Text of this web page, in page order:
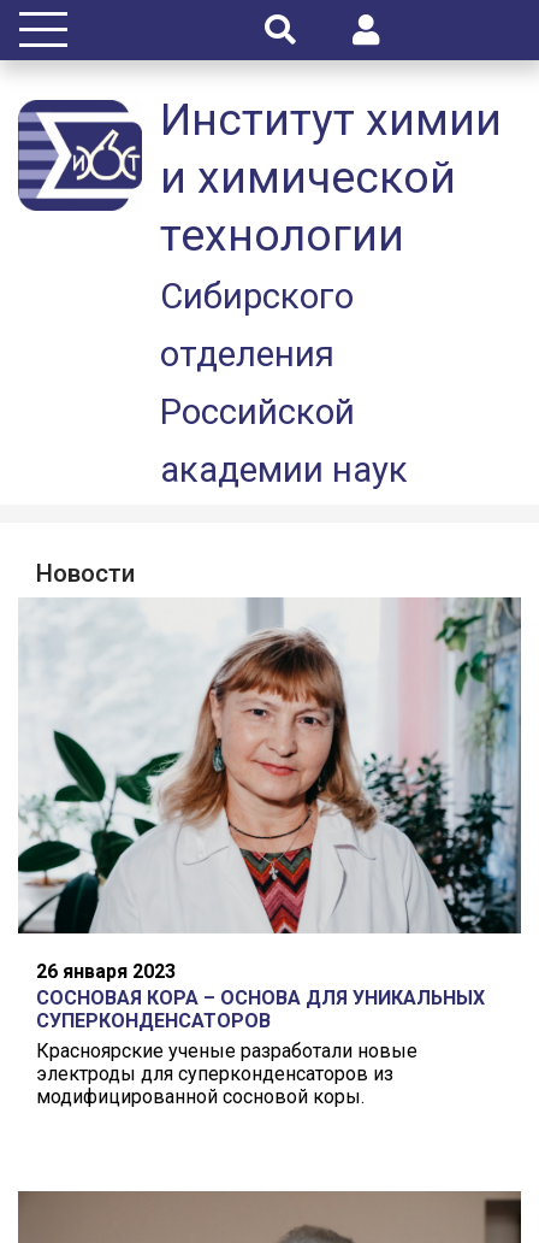
Институт химии
и химической
технологии
Сибирского
отделения
Российской
академии наук
Новости
26 января 2023
СОСНОВАЯ КОРА – ОСНОВА ДЛЯ УНИКАЛЬНЫХ
СУПЕРКОНДЕНСАТОРОВ
Красноярские ученые разработали новые
электроды для суперконденсаторов из
модифицированной сосновой коры.